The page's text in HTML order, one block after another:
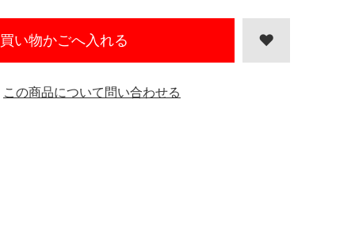
買い物かごへ入れる
この商品について問い合わせる